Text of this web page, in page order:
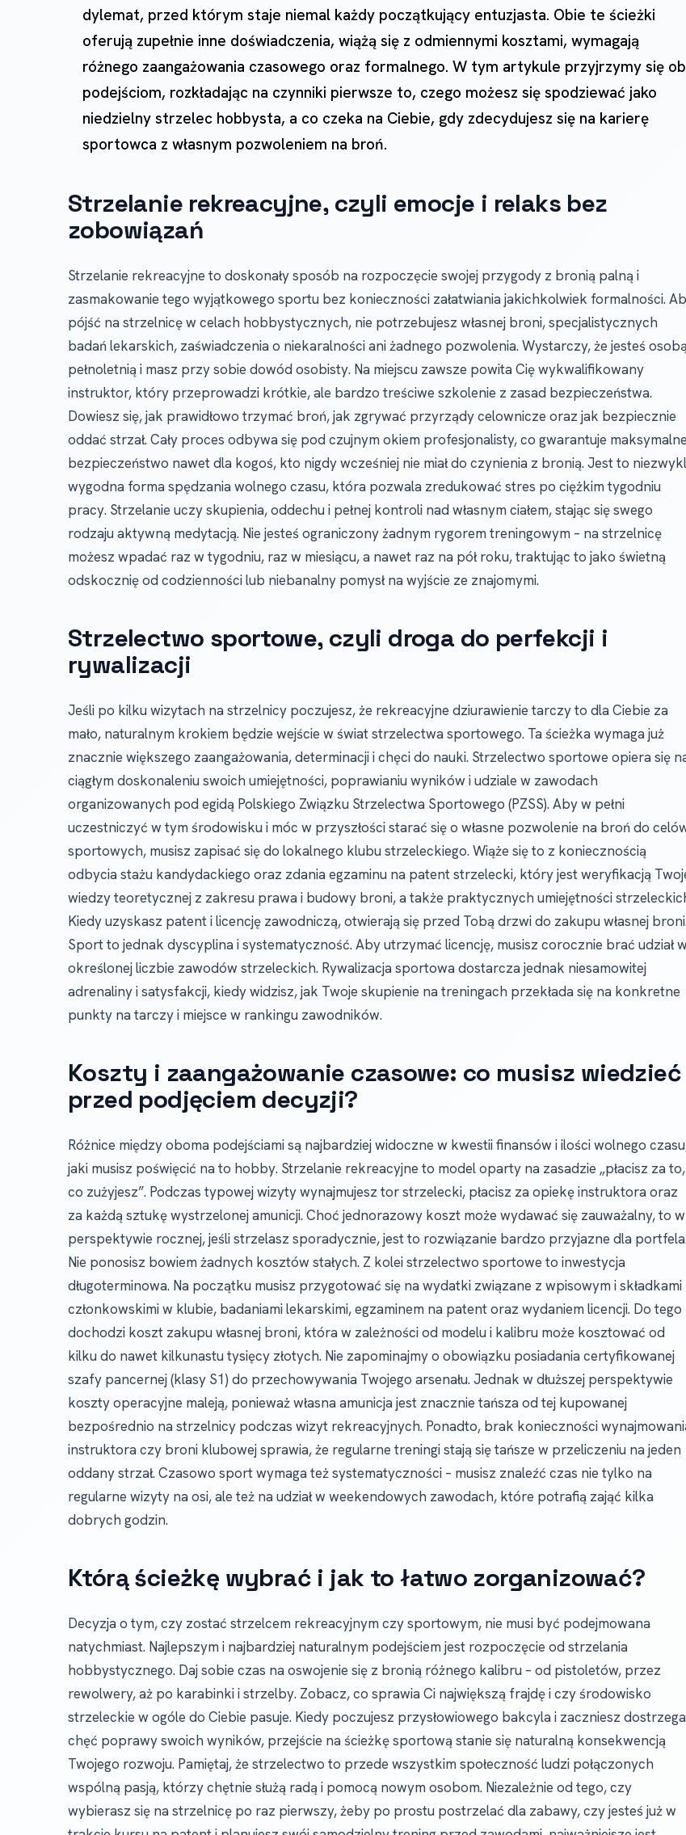
dylemat, przed którym staje niemal każdy początkujący entuzjasta. Obie te ścieżki
oferują zupełnie inne doświadczenia, wiążą się z odmiennymi kosztami, wymagają
różnego zaangażowania czasowego oraz formalnego. W tym artykule przyjrzymy się
podejściom, rozkładając na czynniki pierwsze to, czego możesz się spodziewać jako
niedzielny strzelec hobbysta, a co czeka na Ciebie, gdy zdecydujesz się na karierę
sportowca z własnym pozwoleniem na broń.
Strzelanie rekreacyjne, czyli emocje i relaks bez
zobowiązań
Strzelanie rekreacyjne to doskonały sposób na rozpoczęcie swojej przygody z bronią palną i
zasmakowanie tego wyjątkowego sportu bez konieczności załatwiania jakichkolwiek formalności.
pójść na strzelnicę w celach hobbystycznych, nie potrzebujesz własnej broni, specjalistycznych
badań lekarskich, zaświadczenia o niekaralności ani żadnego pozwolenia. Wystarczy, że jesteś osobą
pełnoletnią i masz przy sobie dowód osobisty. Na miejscu zawsze powita Cię wykwalifikowany
instruktor, który przeprowadzi krótkie, ale bardzo treściwe szkolenie z zasad bezpieczeństwa.
Dowiesz się, jak prawidłowo trzymać broń, jak zgrywać przyrządy celownicze oraz jak bezpiecznie
oddać strzał. Cały proces odbywa się pod czujnym okiem profesjonalisty, co gwarantuje maksymalne
bezpieczeństwo nawet dla kogoś, kto nigdy wcześniej nie miał do czynienia z bronią. Jest to
wygodna forma spędzania wolnego czasu, która pozwala zredukować stres po ciężkim tygodniu
pracy. Strzelanie uczy skupienia, oddechu i pełnej kontroli nad własnym ciałem, stając się swego
rodzaju aktywną medytacją. Nie jesteś ograniczony żadnym rygorem treningowym – na strzelnicę
możesz wpadać raz w tygodniu, raz w miesiącu, a nawet raz na pół roku, traktując to jako świetną
odskocznię od codzienności lub niebanalny pomysł na wyjście ze znajomymi.
Strzelectwo sportowe, czyli droga do perfekcji i
rywalizacji
Jeśli po kilku wizytach na strzelnicy poczujesz, że rekreacyjne dziurawienie tarczy to dla Ciebie za
mało, naturalnym krokiem będzie wejście w świat strzelectwa sportowego. Ta ścieżka wymaga już
znacznie większego zaangażowania, determinacji i chęci do nauki. Strzelectwo sportowe opiera się
ciągłym doskonaleniu swoich umiejętności, poprawianiu wyników i udziale w zawodach
organizowanych pod egidą Polskiego Związku Strzelectwa Sportowego (PZSS). Aby w pełni
uczestniczyć w tym środowisku i móc w przyszłości starać się o własne pozwolenie na broń do
sportowych, musisz zapisać się do lokalnego klubu strzeleckiego. Wiąże się to z koniecznością
odbycia stażu kandydackiego oraz zdania egzaminu na patent strzelecki, który jest weryfikacją
wiedzy teoretycznej z zakresu prawa i budowy broni, a także praktycznych umiejętności
Kiedy uzyskasz patent i licencję zawodniczą, otwierają się przed Tobą drzwi do zakupu własnej
Sport to jednak dyscyplina i systematyczność. Aby utrzymać licencję, musisz corocznie brać udział w
określonej liczbie zawodów strzeleckich. Rywalizacja sportowa dostarcza jednak niesamowitej
adrenaliny i satysfakcji, kiedy widzisz, jak Twoje skupienie na treningach przekłada się na konkretne
punkty na tarczy i miejsce w rankingu zawodników.
Koszty i zaangażowanie czasowe: co musisz wiedzieć
przed podjęciem decyzji?
Różnice między oboma podejściami są najbardziej widoczne w kwestii finansów i ilości wolnego
jaki musisz poświęcić na to hobby. Strzelanie rekreacyjne to model oparty na zasadzie „płacisz za to,
co zużyjesz”. Podczas typowej wizyty wynajmujesz tor strzelecki, płacisz za opiekę instruktora oraz
za każdą sztukę wystrzelonej amunicji. Choć jednorazowy koszt może wydawać się zauważalny, to w
perspektywie rocznej, jeśli strzelasz sporadycznie, jest to rozwiązanie bardzo przyjazne dla
Nie ponosisz bowiem żadnych kosztów stałych. Z kolei strzelectwo sportowe to inwestycja
długoterminowa. Na początku musisz przygotować się na wydatki związane z wpisowym i składkami
członkowskimi w klubie, badaniami lekarskimi, egzaminem na patent oraz wydaniem licencji. Do tego
dochodzi koszt zakupu własnej broni, która w zależności od modelu i kalibru może kosztować od
kilku do nawet kilkunastu tysięcy złotych. Nie zapominajmy o obowiązku posiadania certyfikowanej
szafy pancernej (klasy S1) do przechowywania Twojego arsenału. Jednak w dłuższej perspektywie
koszty operacyjne maleją, ponieważ własna amunicja jest znacznie tańsza od tej kupowanej
bezpośrednio na strzelnicy podczas wizyt rekreacyjnych. Ponadto, brak konieczności
instruktora czy broni klubowej sprawia, że regularne treningi stają się tańsze w przeliczeniu na jeden
oddany strzał. Czasowo sport wymaga też systematyczności – musisz znaleźć czas nie tylko na
regularne wizyty na osi, ale też na udział w weekendowych zawodach, które potrafią zająć kilka
dobrych godzin.
Którą ścieżkę wybrać i jak to łatwo zorganizować?
Decyzja o tym, czy zostać strzelcem rekreacyjnym czy sportowym, nie musi być podejmowana
natychmiast. Najlepszym i najbardziej naturalnym podejściem jest rozpoczęcie od strzelania
hobbystycznego. Daj sobie czas na oswojenie się z bronią różnego kalibru – od pistoletów, przez
rewolwery, aż po karabinki i strzelby. Zobacz, co sprawia Ci największą frajdę i czy środowisko
strzeleckie w ogóle do Ciebie pasuje. Kiedy poczujesz przysłowiowego bakcyla i zaczniesz
chęć poprawy swoich wyników, przejście na ścieżkę sportową stanie się naturalną konsekwencją
Twojego rozwoju. Pamiętaj, że strzelectwo to przede wszystkim społeczność ludzi połączonych
wspólną pasją, którzy chętnie służą radą i pomocą nowym osobom. Niezależnie od tego, czy
wybierasz się na strzelnicę po raz pierwszy, żeby po prostu postrzelać dla zabawy, czy jesteś już w